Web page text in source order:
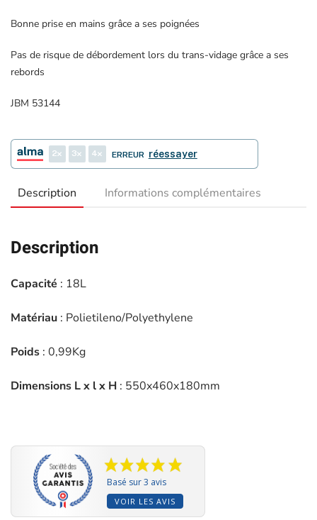
Bonne prise en mains grâce a ses poignées
Pas de risque de débordement lors du trans-vidage grâce a ses
rebords
JBM 53144
2 3 4 ERREUR réessayer
Description Informations complémentaires
Description
Capacité : 18L
Matériau : Polietileno/Polyethylene
Poids : 0,99Kg
Dimensions L x l x H : 550x460x180mm
Basé sur 3 avis
VOIR LES AVIS